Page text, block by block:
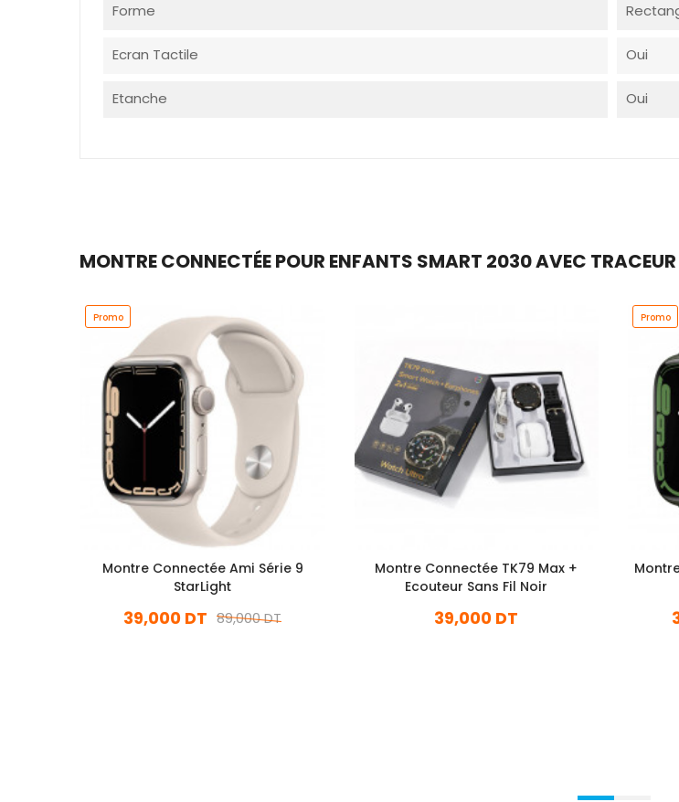
Forme
Ecran Tactile Oui
Etanche Oui
MONTRE CONNECTÉE POUR ENFANTS SMART 2030 AVEC
Promo
Montre Connectée Ami Série 9
StarLight
89,000 DT
39,000 DT
Montre Connectée TK79 Max +
Ecouteur Sans Fil Noir
39,000 DT
Promo